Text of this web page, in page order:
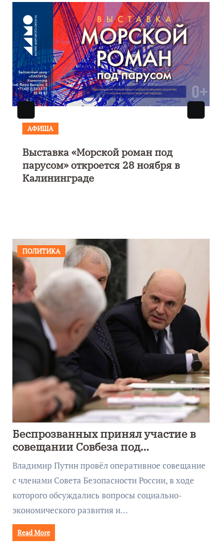
АФИША
Музыкально-поэтический
моноспектакль «Исповедь в четыре
четверти пути»
ПОЛИТИКА
Беспрозванных принял участие в
совещании Совбеза под
руководством Путина
Владимир Путин провёл оперативное совещание
с членами Совета Безопасности России, в ходе
которого обсуждались вопросы социально-
экономического развития и…
Read More